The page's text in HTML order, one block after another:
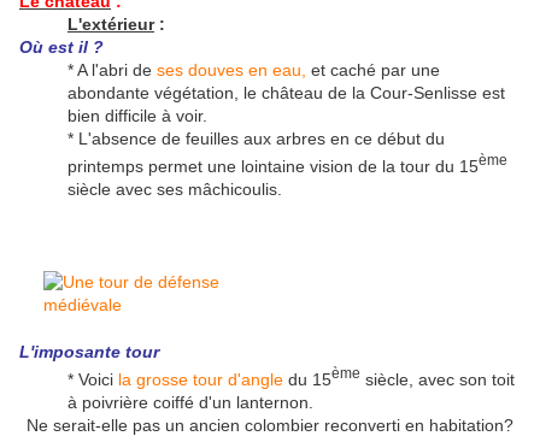
L'extérieur:
Où est il ?
* A l'abri de ses douves en eau, et caché par une
abondante végétation, le château de la Cour-Senlisse est
bien difficile à voir.
* L'absence de feuilles aux arbres en ce début du
printemps permet une lointaine vision de la tour du 15ème
siècle avec ses mâchicoulis.
L'imposante tour
* Voici la grosse tour d'angle du 15ème siècle, avec son toit
à poivrière coiffé d'un lanternon.
Ne serait-elle pas un ancien colombier reconverti en habitation?